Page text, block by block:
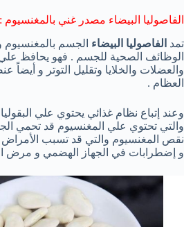
الفاصوليا البيضاء مصدر غني بالمغنسيوم :
تمد الفاصوليا البيضاء الجسم بالمغنسيوم
الوظائف الصحية للجسم . فهو يحافظ
والعضلات والخلايا وتقليل التوتر و أيضاً
العظام .
وعند إتباع نظام غذائي يحتوي علي
والتي تحتوي علي المغنسيوم قد تحمي
نقص المغنسيوم والتي قد تسبب الأمراض
و إضطرابات في الجهاز الهضمي و مرض